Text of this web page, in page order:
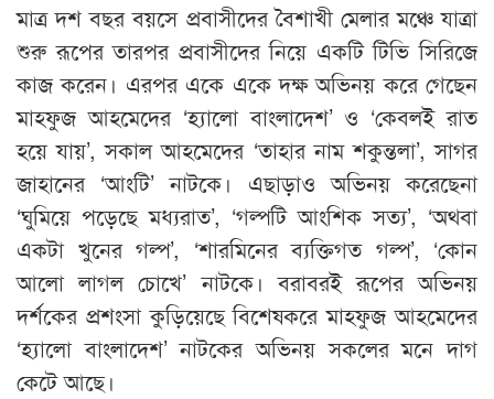
মাত্র দশ বছর বয়সে প্রবাসীদের বৈশাখী মেলার মঞ্চে যাত্রা
শুরু রূপের তারপর প্রবাসীদের নিয়ে একটি টিভি সিরিজে
কাজ করেন। এরপর একে একে দক্ষ অভিনয় করে গেছেন
মাহফুজ আহমেদের ‘হ্যালো বাংলাদেশ’ ও ‘কেবলই রাত
হয়ে যায়’, সকাল আহমেদের ‘তাহার নাম শকুন্তলা’, সাগর
জাহানের ‘আংটি’ নাটকে। এছাড়াও অভিনয় করেছেনা
‘ঘুমিয়ে পড়েছে মধ্যরাত’, ‘গল্পটি আংশিক সত্য’, ‘অথবা
একটা খুনের গল্প’, ‘শারমিনের ব্যক্তিগত গল্প’, ‘কোন
আলো লাগল চোখে’ নাটকে। বরাবরই রূপের অভিনয়
দর্শকের প্রশংসা কুড়িয়েছে বিশেষকরে মাহফুজ আহমেদের
‘হ্যালো বাংলাদেশ’ নাটকের অভিনয় সকলের মনে দাগ
কেটে আছে।